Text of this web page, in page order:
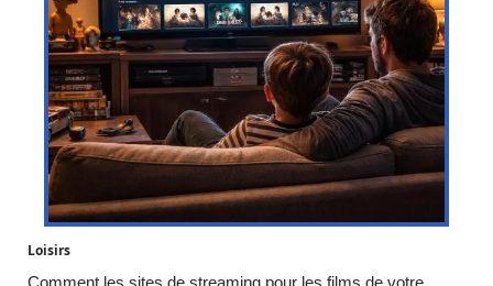
Loisirs
Comment les sites de streaming pour les films de votre